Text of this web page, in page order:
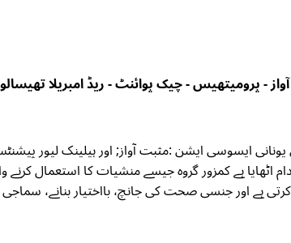
پرومیتھیس - چیک پوائنٹ - ریڈ امبریلا
کی یونانی ایسوسی ایشن :مثبت آواز; اور ہیلینک